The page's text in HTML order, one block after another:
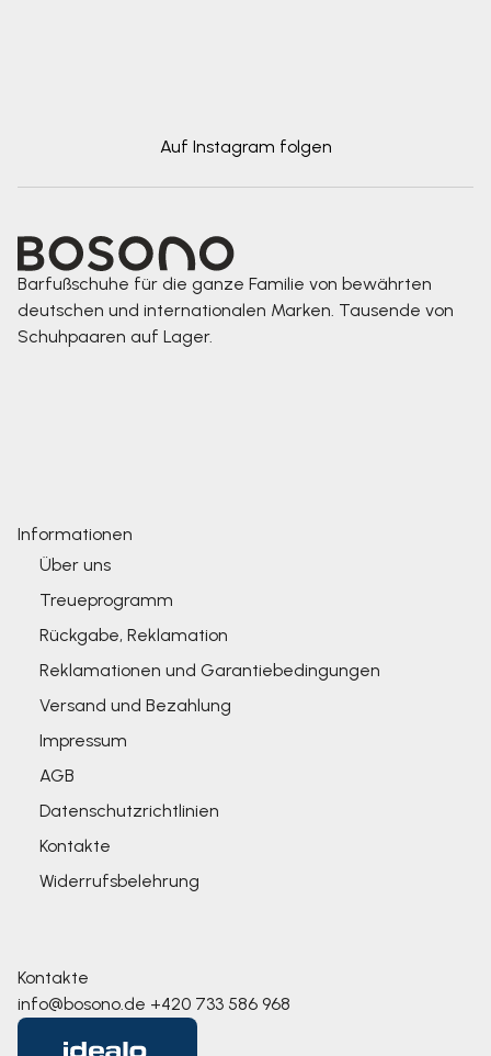
Auf Instagram folgen
Barfußschuhe für die ganze Familie von bewährten
deutschen und internationalen Marken. Tausende von
Schuhpaaren auf Lager.
Informationen
Über uns
Treueprogramm
Rückgabe, Reklamation
Reklamationen und Garantiebedingungen
Versand und Bezahlung
Impressum
AGB
Datenschutzrichtlinien
Kontakte
Widerrufsbelehrung
Kontakte
info@bosono.de +420 733 586 968